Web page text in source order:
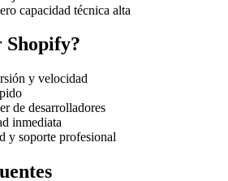
capacidad técnica alta
Shopify?
y velocidad
de desarrolladores
inmediata
y soporte profesional